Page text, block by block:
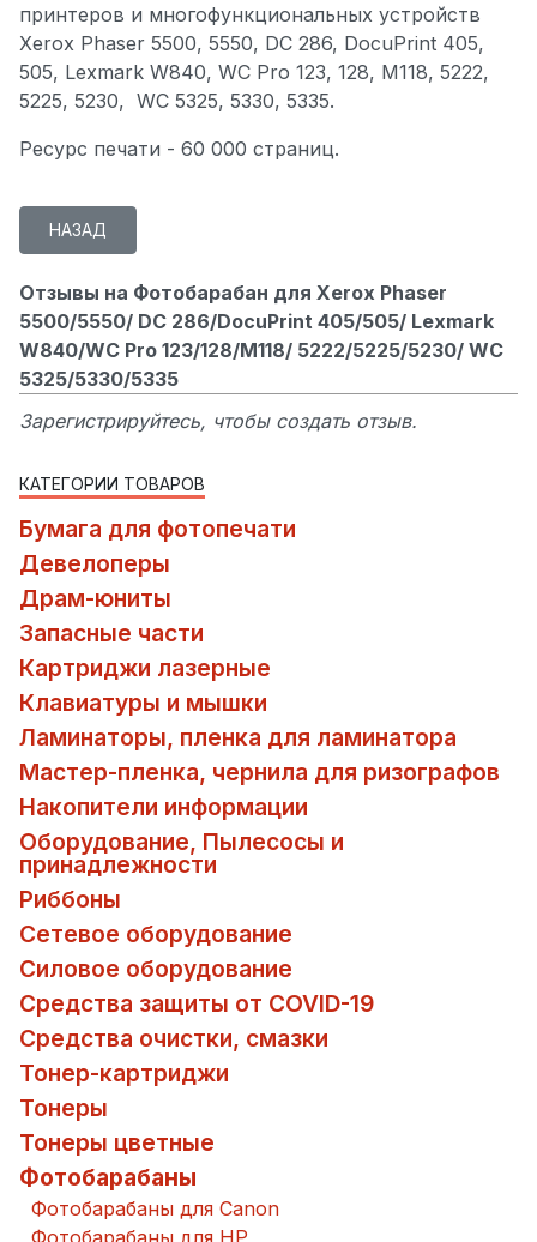
принтеров и многофункциональных устройств
Xerox Phaser 5500, 5550, DC 286, DocuPrint 405,
505, Lexmark W840, WC Pro 123, 128, M118, 5222,
5225, 5230, WC 5325, 5330, 5335.
Ресурс печати - 60 000 страниц.
Отзывы на Фотобарабан для Xerox Phaser
5500/5550/ DC 286/DocuPrint 405/505/ Lexmark
W840/WC Pro 123/128/M118/ 5222/5225/5230/ WC
5325/5330/5335
Зарегистрируйтесь, чтобы создать отзыв.
КАТЕГОРИИ ТОВАРОВ
Бумага для фотопечати
Девелоперы
Драм-юниты
Запасные части
Картриджи лазерные
Клавиатуры и мышки
Ламинаторы, пленка для ламинатора
Мастер-пленка, чернила для ризографов
Накопители информации
Оборудование, Пылесосы и
принадлежности
Риббоны
Сетевое оборудование
Силовое оборудование
Средства защиты от COVID-19
Средства очистки, смазки
Тонер-картриджи
Тонеры
Тонеры цветные
Фотобарабаны
Фотобарабаны для Canon
Фотобарабаны для HP